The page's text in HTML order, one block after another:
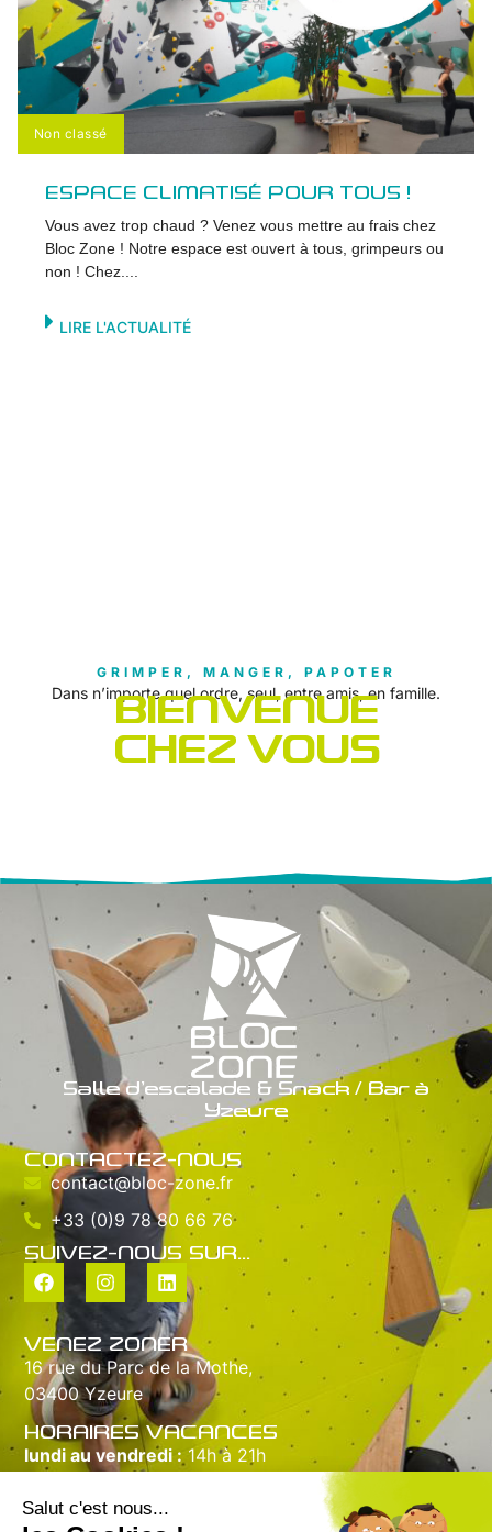
Non classé
ESPACE CLIMATISÉ POUR TOUS !
Vous avez trop chaud ? Venez vous mettre au frais chez
Bloc Zone ! Notre espace est ouvert à tous, grimpeurs ou
non ! Chez....
LIRE L'ACTUALITÉ
GRIMPER, MANGER, PAPOTER
Dans n’importe quel ordre, seul, entre amis, en famille.
BIENVENUE
CHEZ VOUS
Salle d’escalade & Snack / Bar à
Yzeure
CONTACTEZ-NOUS
contact@bloc-zone.fr
+33 (0)9 78 80 66 76
SUIVEZ-NOUS SUR...
VENEZ ZONER
16 rue du Parc de la Mothe,
03400 Yzeure
HORAIRES VACANCES
lundi au vendredi : 14h à 21h
dimanche :10h à 18h